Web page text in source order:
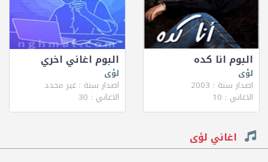
البوم انا كده
لؤى
اصدار سنة : 2003
الاغاني : 10
البوم اغاني اخري
لؤى
اصدار سنة : غير محدد
الاغاني : 30
اغاني لؤى